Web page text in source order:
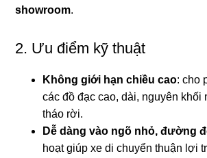
showroom.
2. Ưu điểm kỹ thuật
Không giới hạn chiều cao: cho
các đồ đạc cao, dài, nguyên khối
tháo rời.
Dễ dàng vào ngõ nhỏ, đường
hoạt giúp xe di chuyển thuận lợi